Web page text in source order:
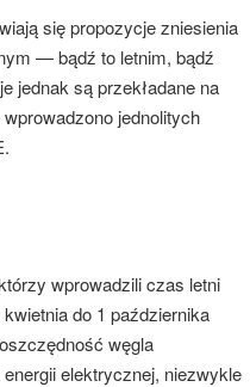
się propozycje zniesienia
— bądź to letnim, bądź
jednak są przekładane na
jednolitych
wprowadzili czas letni
do 1 października
węgla
elektrycznej, niezwykle